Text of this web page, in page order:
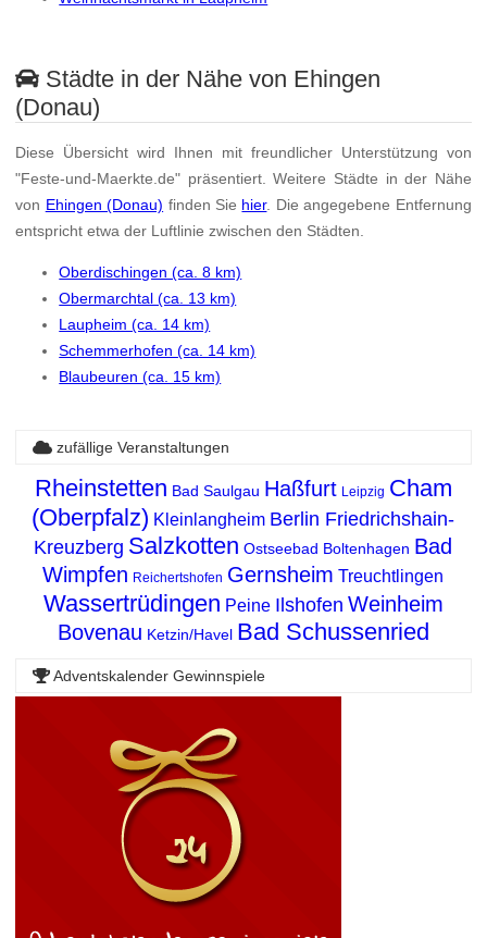
Städte in der Nähe von Ehingen
(Donau)
Diese Übersicht wird Ihnen mit freundlicher Unterstützung von
"Feste-und-Maerkte.de" präsentiert. Weitere Städte in der Nähe
von Ehingen (Donau) finden Sie hier. Die angegebene Entfernung
entspricht etwa der Luftlinie zwischen den Städten.
Oberdischingen (ca. 8 km)
Obermarchtal (ca. 13 km)
Laupheim (ca. 14 km)
Schemmerhofen (ca. 14 km)
Blaubeuren (ca. 15 km)
zufällige Veranstaltungen
Rheinstetten Bad Saulgau Haßfurt Leipzig Cham
(Oberpfalz) Kleinlangheim Berlin Friedrichshain-
Kreuzberg Salzkotten Ostseebad Boltenhagen Bad
Wimpfen Reichertshofen Gernsheim Treuchtlingen
Wassertrüdingen Peine Ilshofen Weinheim
Bovenau Ketzin/Havel Bad Schussenried
Adventskalender Gewinnspiele